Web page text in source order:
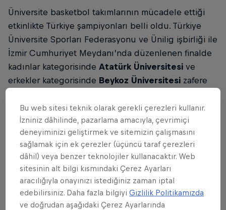
Üniversite basketbol takımlarının mücadele ettiği
etkinlikte Türkiye şampiyonları belli oldu. Türkiye
Üniversite Sporları Federasyonu ve Ünilig işbirliği ile
İzmir Cumhuriyet Meydanı’nda düzenlenen finalde
kadınlar kategorisinde Atatürk Üniversitesi ve
erkekler kategorisinde Beykoz Üniversitesi zafere
Bu web sitesi teknik olarak gerekli çerezleri kullanır.
İzniniz dâhilinde, pazarlama amacıyla, çevrimiçi
deneyiminizi geliştirmek ve sitemizin çalışmasını
sağlamak için ek çerezler (üçüncü taraf çerezleri
dâhil) veya benzer teknolojiler kullanacaktır. Web
sitesinin alt bilgi kısmındaki Çerez Ayarları
aracılığıyla onayınızı istediğiniz zaman iptal
edebilirsiniz. Daha fazla bilgiyiGizlilik Politikamızda
ve doğrudan aşağıdaki Çerez Ayarlarında